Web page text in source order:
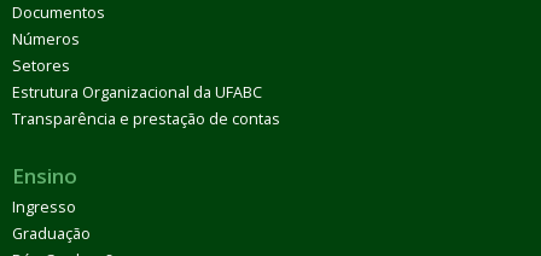
Documentos
Números
Setores
Estrutura Organizacional da UFABC
Transparência e prestação de contas
Ensino
Ingresso
Graduação